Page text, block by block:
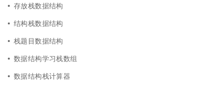
存放栈数据结构
结构栈数据结构
栈题目数据结构
数据结构学习栈数组
数据结构栈计算器